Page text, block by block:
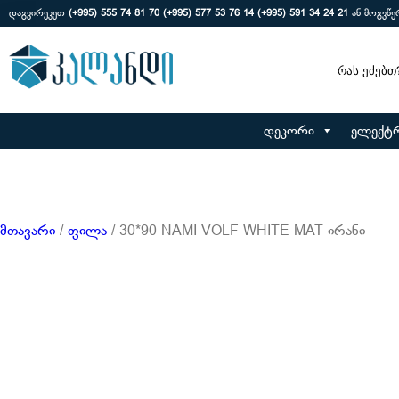
დაგვირეკეთ (+995) 555 74 81 70 (+995) 577 53 76 14 (+995) 591 34 24 21 ან
Search
დეკორი
მთავარი / ფილა / 30*90 NAMI VOLF WHITE MAT ირანი